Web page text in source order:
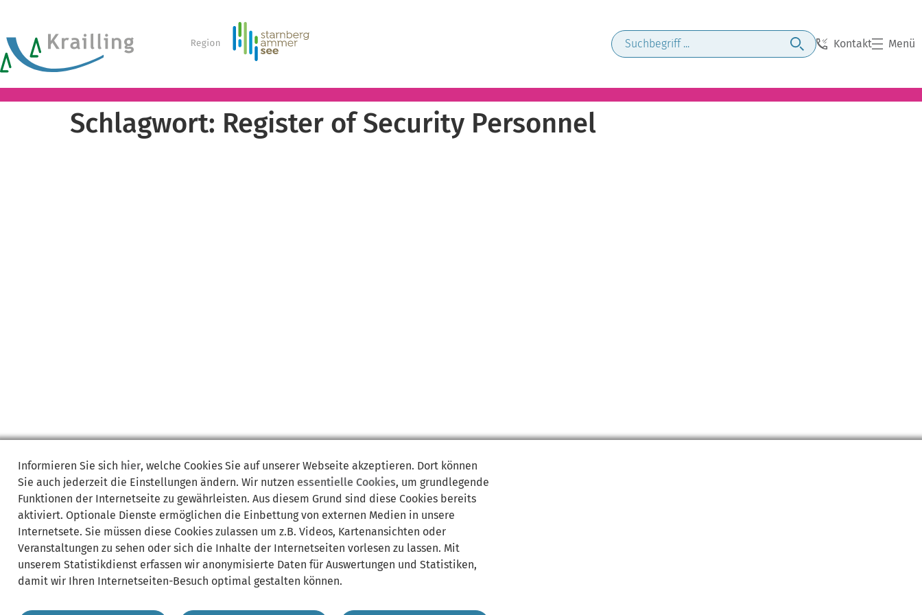
Kontakt Menü
Schlagwort: Register of Security Personnel
Informieren Sie sich hier, welche Cookies Sie auf unserer Webseite akzeptieren. Dort können
Sie auch jederzeit die Einstellungen ändern. Wir nutzen essentielle Cookies, um grundlegende
Funktionen der Internetseite zu gewährleisten. Aus diesem Grund sind diese Cookies bereits
aktiviert. Optionale Dienste ermöglichen die Einbettung von externen Medien in unsere
Internetsete. Sie müssen diese Cookies zulassen um z.B. Videos, Kartenansichten oder
Veranstaltungen zu sehen oder sich die Inhalte der Internetseiten vorlesen zu lassen. Mit
unserem Statistikdienst erfassen wir anonymisierte Daten für Auswertungen und Statistiken,
damit wir Ihren Internetseiten-Besuch optimal gestalten können.